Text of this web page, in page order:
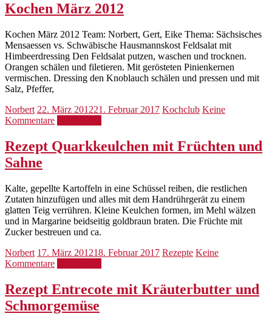
Kochen März 2012
Kochen März 2012 Team: Norbert, Gert, Eike Thema: Sächsisches
Mensaessen vs. Schwäbische Hausmannskost Feldsalat mit
Himbeerdressing Den Feldsalat putzen, waschen und trocknen.
Orangen schälen und filetieren. Mit gerösteten Pinienkernen
vermischen. Dressing den Knoblauch schälen und pressen und mit
Salz, Pfeffer,
Norbert 22. März 201221. Februar 2017 Kochclub Keine
Kommentare
Rezept Quarkkeulchen mit Früchten und
Sahne
Kalte, gepellte Kartoffeln in eine Schüssel reiben, die restlichen
Zutaten hinzufügen und alles mit dem Handrührgerät zu einem
glatten Teig verrühren. Kleine Keulchen formen, im Mehl wälzen
und in Margarine beidseitig goldbraun braten. Die Früchte mit
Zucker bestreuen und ca.
Norbert 17. März 201218. Februar 2017 Rezepte Keine
Kommentare
Rezept Entrecote mit Kräuterbutter und
Schmorgemüse